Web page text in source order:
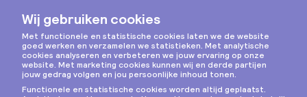
Instagram